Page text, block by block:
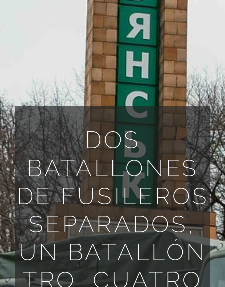
DOS
BATALLONES
DE FUSILEROS
SEPARADOS,
UN BATALLÓN
TRO, CUATRO